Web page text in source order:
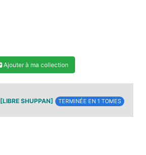
Ajouter à ma collection
[LIBRE SHUPPAN] TERMINÉE EN 1 TOMES